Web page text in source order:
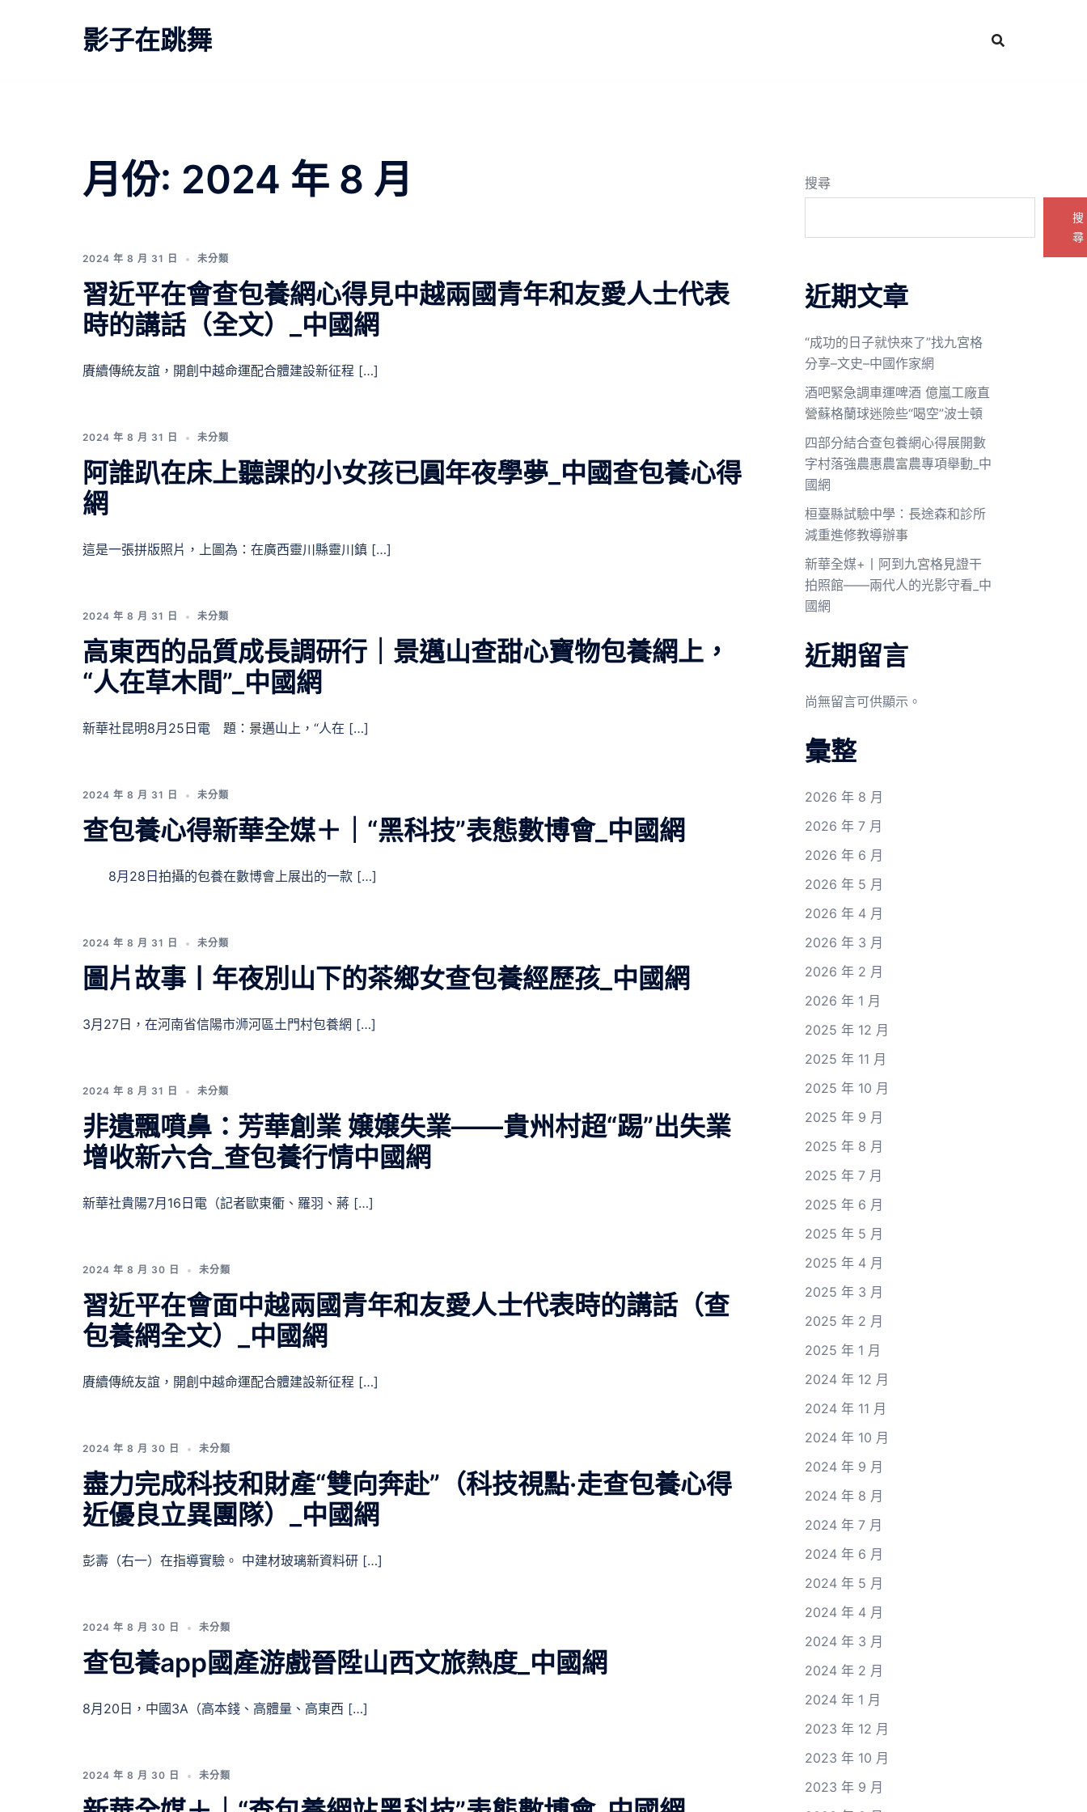
影子在跳舞
月份: 2024 年 8 月
2024 年 8 月 31 日 未分類
習近平在會查包養網心得見中越兩國青年和友愛人士代表
時的講話（全文）_中國網
賡續傳統友誼，開創中越命運配合體建設新征程 […]
2024 年 8 月 31 日 未分類
阿誰趴在床上聽課的小女孩已圓年夜學夢_中國查包養心得
網
這是一張拼版照片，上圖為：在廣西靈川縣靈川鎮 […]
2024 年 8 月 31 日 未分類
高東西的品質成長調研行｜景邁山查甜心寶物包養網上，
“人在草木間”_中國網
新華社昆明8月25日電 題：景邁山上，“人在 […]
2024 年 8 月 31 日 未分類
查包養心得新華全媒＋｜“黑科技”表態數博會_中國網
8月28日拍攝的包養在數博會上展出的一款 […]
2024 年 8 月 31 日 未分類
圖片故事丨年夜別山下的茶鄉女查包養經歷孩_中國網
3月27日，在河南省信陽市浉河區土門村包養網 […]
2024 年 8 月 31 日 未分類
非遺飄噴鼻：芳華創業 嬢嬢失業——貴州村超“踢”出失業
增收新六合_查包養行情中國網
新華社貴陽7月16日電（記者歐東衢、羅羽、蔣 […]
2024 年 8 月 30 日 未分類
習近平在會面中越兩國青年和友愛人士代表時的講話（查
包養網全文）_中國網
賡續傳統友誼，開創中越命運配合體建設新征程 […]
2024 年 8 月 30 日 未分類
盡力完成科技和財產“雙向奔赴”（科技視點·走查包養心得
近優良立異團隊）_中國網
彭壽（右一）在指導實驗。 中建材玻璃新資料研 […]
2024 年 8 月 30 日 未分類
查包養app國產游戲晉陞山西文旅熱度_中國網
8月20日，中國3A（高本錢、高體量、高東西 […]
2024 年 8 月 30 日 未分類
搜尋
搜
尋
近期文章
“成功的日子就快來了”找九宮格
分享–文史–中國作家網
酒吧緊急調車運啤酒 億嵐工廠直
營蘇格蘭球迷險些“喝空”波士頓
四部分結合查包養網心得展開數
字村落強農惠農富農專項舉動_中
國網
桓臺縣試驗中學：長途森和診所
減重進修教導辦事
新華全媒+丨阿到九宮格見證干
拍照館——兩代人的光影守看_中
國網
近期留言
尚無留言可供顯示。
彙整
2026 年 8 月
2026 年 7 月
2026 年 6 月
2026 年 5 月
2026 年 4 月
2026 年 3 月
2026 年 2 月
2026 年 1 月
2025 年 12 月
2025 年 11 月
2025 年 10 月
2025 年 9 月
2025 年 8 月
2025 年 7 月
2025 年 6 月
2025 年 5 月
2025 年 4 月
2025 年 3 月
2025 年 2 月
2025 年 1 月
2024 年 12 月
2024 年 11 月
2024 年 10 月
2024 年 9 月
2024 年 8 月
2024 年 7 月
2024 年 6 月
2024 年 5 月
2024 年 4 月
2024 年 3 月
2024 年 2 月
2024 年 1 月
2023 年 12 月
2023 年 10 月
2023 年 9 月